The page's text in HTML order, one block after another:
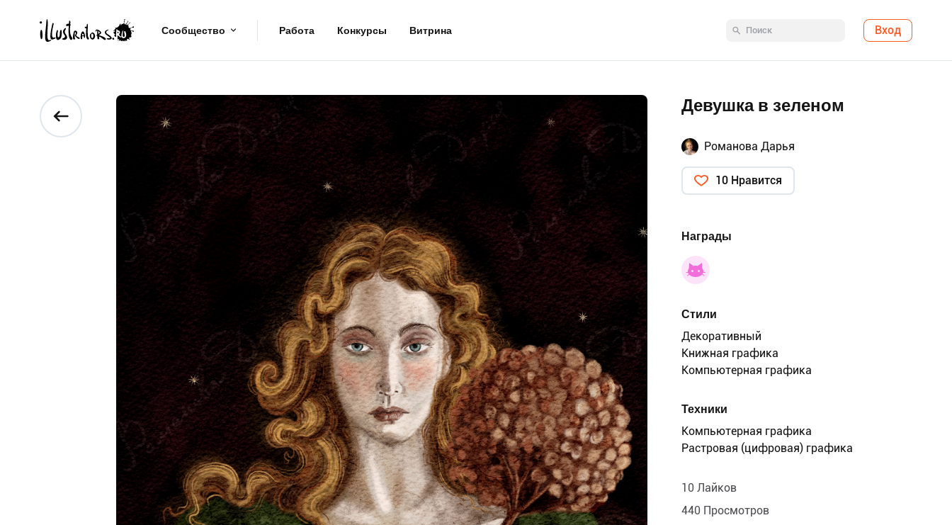
Сообщество Работа Конкурсы Витрина Вход
Девушка в зеленом
Романова Дарья
10 Нравится
Награды
Стили
Декоративный
Книжная графика
Компьютерная графика
Техники
Компьютерная графика
Растровая (цифровая) графика
10 Лайков
440 Просмотров